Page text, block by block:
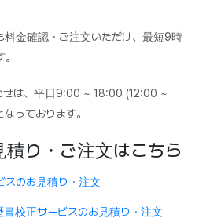
料金確認・ご注文いただけ、最短9時
せは、平日9:00 ~ 18:00 (12:00 ~
っております。
り・ご注文はこちら
スのお見積り・注文
校正サービスのお見積り・注文